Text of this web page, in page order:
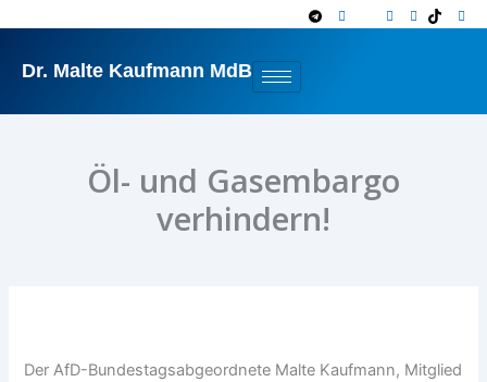
springen
Dr. Malte Kaufmann MdB
Öl- und Gasembargo
verhindern!
Der AfD-Bundestagsabgeordnete Malte Kaufmann, Mitglied